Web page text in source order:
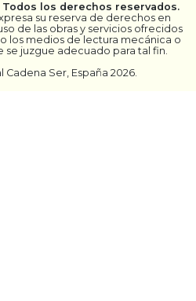
Todos los derechos reservados.
su reserva de derechos en
de las obras y servicios ofrecidos
los medios de lectura mecánica o
juzgue adecuado para tal fin.
Ser, España 2026.